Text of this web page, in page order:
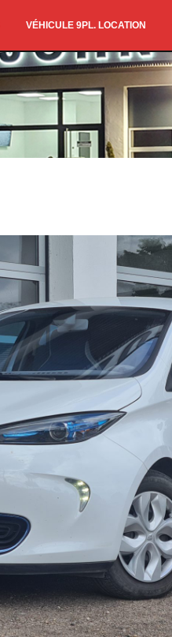
VÉHICULE 9PL. LOCATION